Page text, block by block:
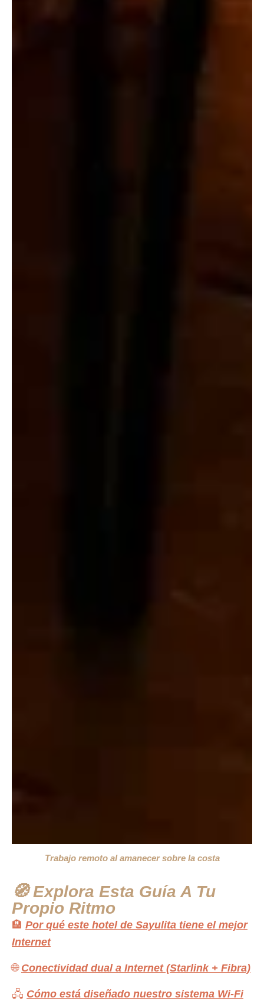
🧭 Explora Esta Guía A Tu
Propio Ritmo
🏨 Por qué este hotel de Sayulita tiene el mejor
Internet
🌐 Conectividad dual a Internet (Starlink + Fibra)
🖧 Cómo está diseñado nuestro sistema Wi-Fi
Trabajo remoto al amanecer sobre la costa